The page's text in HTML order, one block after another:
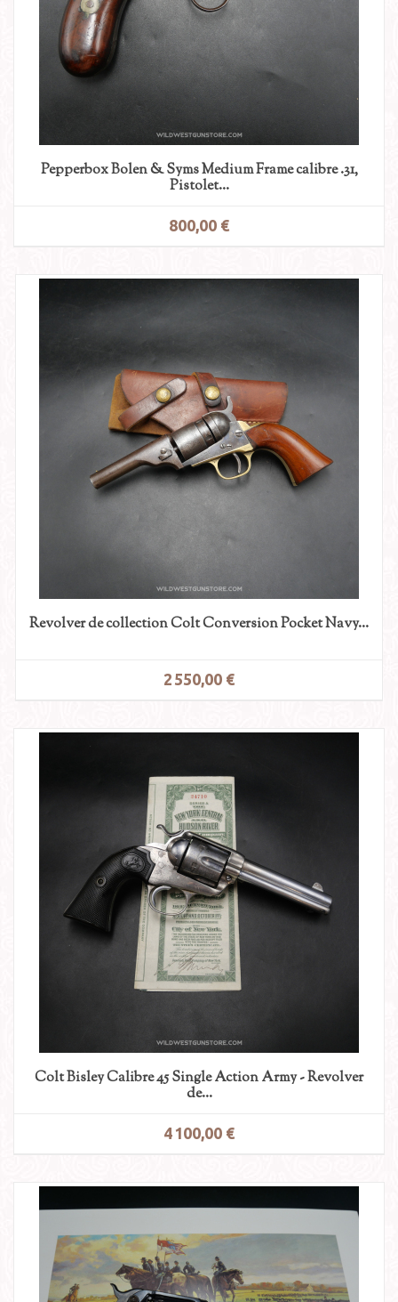
Pepperbox Bolen & Syms Medium Frame calibre .31,
Pistolet...
800,00 €
Revolver de collection Colt Conversion Pocket Navy...
2 550,00 €
Colt Bisley Calibre 45 Single Action Army - Revolver
de...
4 100,00 €